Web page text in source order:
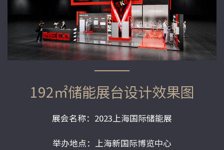
192㎡储能展台设计效果图
展会名称：2023上海国际储能展
举办地点：上海新国际博览中心